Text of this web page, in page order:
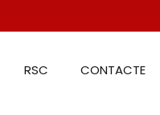
RSC CONTACTE